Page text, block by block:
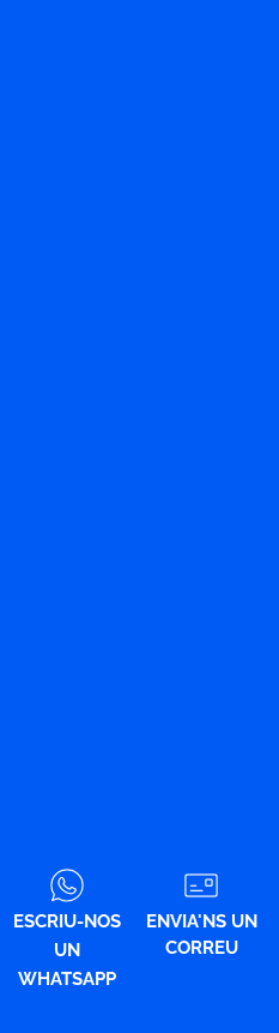
ESCRIU-NOS
UN
WHATSAPP
ENVIA'NS UN
CORREU